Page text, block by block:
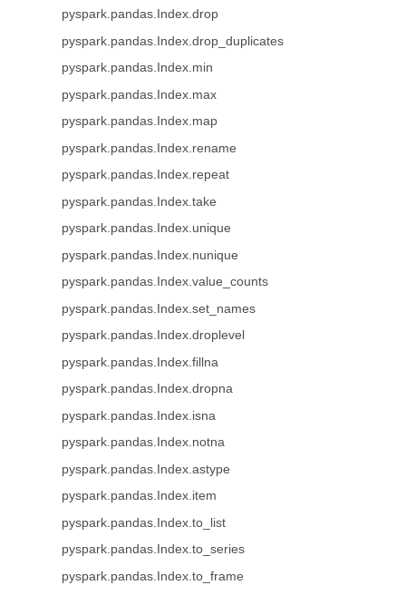
pyspark.pandas.Index.drop
pyspark.pandas.Index.drop_duplicates
pyspark.pandas.Index.min
pyspark.pandas.Index.max
pyspark.pandas.Index.map
pyspark.pandas.Index.rename
pyspark.pandas.Index.repeat
pyspark.pandas.Index.take
pyspark.pandas.Index.unique
pyspark.pandas.Index.nunique
pyspark.pandas.Index.value_counts
pyspark.pandas.Index.set_names
pyspark.pandas.Index.droplevel
pyspark.pandas.Index.fillna
pyspark.pandas.Index.dropna
pyspark.pandas.Index.isna
pyspark.pandas.Index.notna
pyspark.pandas.Index.astype
pyspark.pandas.Index.item
pyspark.pandas.Index.to_list
pyspark.pandas.Index.to_series
pyspark.pandas.Index.to_frame